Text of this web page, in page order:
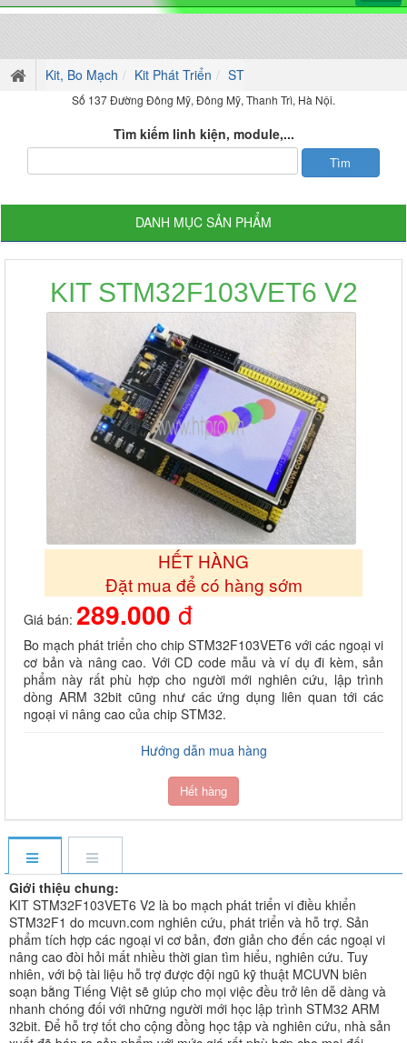
Kit, Bo Mạch Kit Phát Triển ST
Số 137 Đường Đông Mỹ, Đông Mỹ, Thanh Trì, Hà Nội.
Tìm kiếm linh kiện, module,...
DANH MỤC SẢN PHẨM
KIT STM32F103VET6 V2
HẾT HÀNG
Đặt mua để có hàng sớm
Giá bán: 289.000 đ
Bo mạch phát triển cho chip STM32F103VET6 với các ngoại vi
cơ bản và nâng cao. Với CD code mẫu và ví dụ đi kèm, sản
phẩm này rất phù hợp cho người mới nghiên cứu, lập trình
dòng ARM 32bit cũng như các ứng dụng liên quan tới các
ngoại vi nâng cao của chip STM32.
Hướng dẫn mua hàng
Hết hàng
Giới thiệu chung:
KIT STM32F103VET6 V2 là bo mạch phát triển vi điều khiển
STM32F1 do mcuvn.com nghiên cứu, phát triển và hỗ trợ. Sản
phẩm tích hợp các ngoại vi cơ bản, đơn giản cho đến các ngoại vi
nâng cao đòi hỏi mất nhiều thời gian tìm hiểu, nghiên cứu. Tuy
nhiên, với bộ tài liệu hỗ trợ được đội ngũ kỹ thuật MCUVN biên
soạn bằng Tiếng Việt sẽ giúp cho mọi việc đều trở lên dễ dàng và
nhanh chóng đối với những người mới học lập trình STM32 ARM
32bit. Để hỗ trợ tốt cho cộng đồng học tập và nghiên cứu, nhà sản